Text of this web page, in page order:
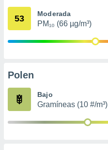
mediante
publicidad
de
53 Moderada
PM₁₀ (66 µg/m³)
Polen
Bajo
Gramíneas (10 #/m³)